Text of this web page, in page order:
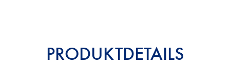
PRODUKTDETAILS